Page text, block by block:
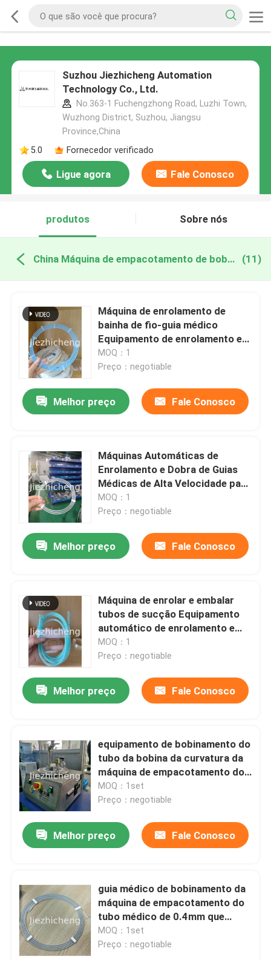
Suzhou Jiezhicheng Automation
Technology Co., Ltd.
No.363-1 Fuchengzhong Road, Luzhi Town,
Wuzhong District, Suzhou, Jiangsu
Province,China
5.0
Fornecedor verificado
Ligue agora Fale Conosco
produtos Sobre nós
China Máquina de empacotamento de bobinamento do tubo médico (11)
Máquina de enrolamento de
bainha de fio-guia médico
Equipamento de enrolamento e
embalagem de fio médico
totalmente automático
palmas automatizadas DSHT001
MOQ：1
Preço：negotiable
Melhor preço Fale Conosco
Máquinas Automáticas de
Enrolamento e Dobra de Guias
Médicas de Alta Velocidade para
Tubos Médicos - 3-4 Segundos
por Peça
MOQ：1
Preço：negotiable
Melhor preço Fale Conosco
Máquina de enrolar e embalar
tubos de sucção Equipamento
automático de enrolamento e
ligação para tubos médicos
SCT001
MOQ：1
Preço：negotiable
Melhor preço Fale Conosco
equipamento de bobinamento do
tubo da bobina da curvatura da
máquina de empacotamento do
tubo médico de 0.4-0.8mm
MOQ：1set
Preço：negotiable
Melhor preço Fale Conosco
guia médico de bobinamento da
máquina de empacotamento do
tubo médico de 0.4mm que
reveste a máquina de
bobinamento
MOQ：1set
Preço：negotiable